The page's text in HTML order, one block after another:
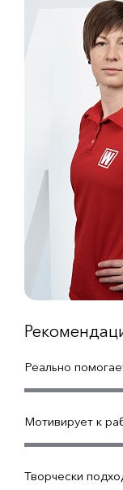
Реально
Мотивирует к
Творчески